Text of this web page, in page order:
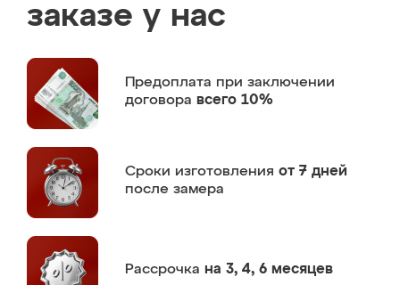
заказе у нас
Предоплата при заключении
договора всего 10%
Сроки изготовления от 7 дней
после замера
Рассрочка на 3, 4, 6 месяцев